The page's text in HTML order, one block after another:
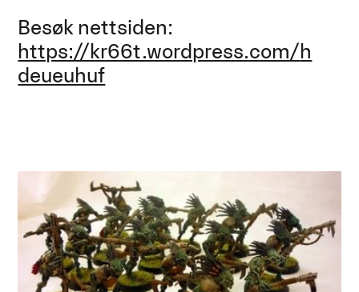
Besøk nettsiden:
https://kr66t.wordpress.com/h
deueuhuf